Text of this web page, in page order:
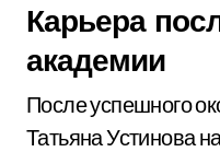
Карьера
академии
После успешного
Татьяна Устинова